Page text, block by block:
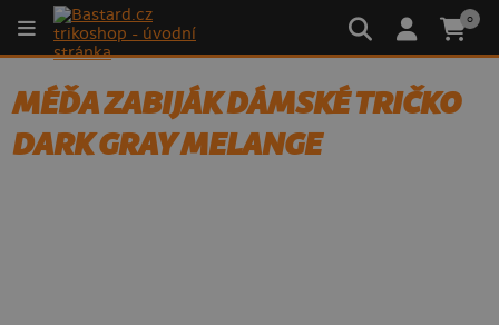
0
MÉĎA ZABIJÁK DÁMSKÉ TRIČKO
DARK GRAY MELANGE